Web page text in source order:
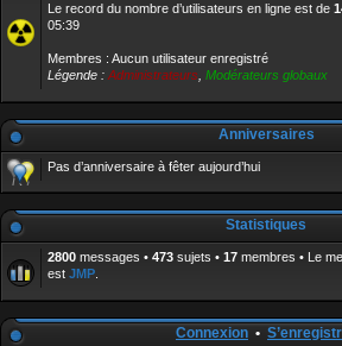
Le record du nombre d’utilisateurs en ligne est de
05:39
Membres : Aucun utilisateur enregistré
Légende : Administrateurs Modérateurs globaux
Anniversaires
Pas d’anniversaire à fêter aujourd’hui
Statistiques
2800 messages • 473 sujets • 17 membres • Le
est JMP
Connexion •